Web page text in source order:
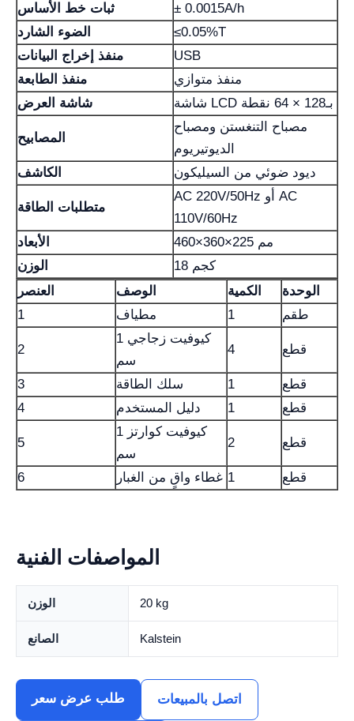
ثبات خط الأساس
± 0.0015A/h
الضوء الشارد
≤0.05%T
منفذ إخراج البيانات
USB
منفذ الطابعة
منفذ متوازي
شاشة العرض
شاشة LCD بـ128 × 64 نقطة
المصابيح
مصباح التنغستن ومصباح
الديوتيريوم
الكاشف
ديود ضوئي من السيليكون
متطلبات الطاقة
AC 220V/50Hz أو AC
110V/60Hz
الأبعاد
460×360×225 مم
الوزن
18 كجم
العنصر
الوصف الكمية
الوحدة
1
مطياف 1 طقم
2
كيوفيت زجاجي 1
سم
4 قطع
3 سلك الطاقة 1
قطع
4
دليل المستخدم 1 قطع
5
كيوفيت كوارتز 1
سم
2 قطع
6 غطاء واقٍ من الغبار 1 قطع
المواصفات الفنية
الوزن 20 kg
الصانع Kalstein
طلب عرض سعر اتصل بالمبيعات